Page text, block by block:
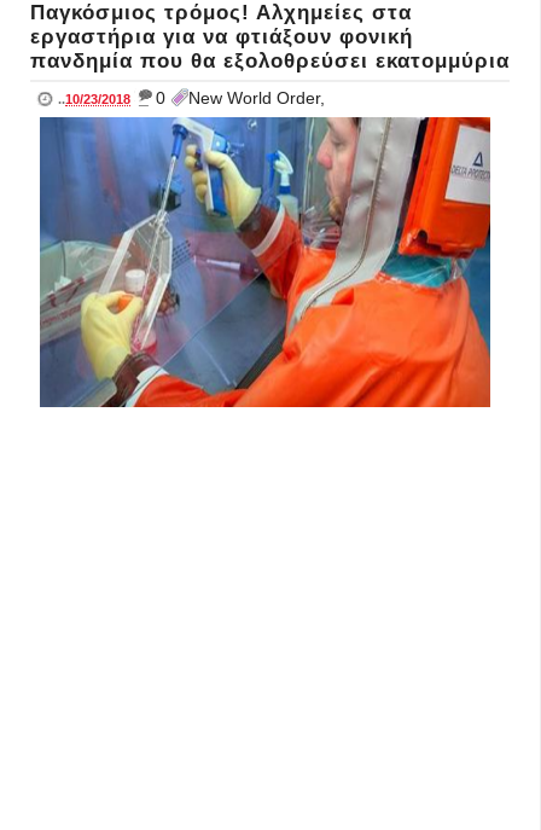
Παγκόσμιος τρόμος! Αλχημείες στα
εργαστήρια για να φτιάξουν φονική
πανδημία που θα εξολοθρεύσει εκατομμύρια
..10/23/2018 _ 0 New World Order,